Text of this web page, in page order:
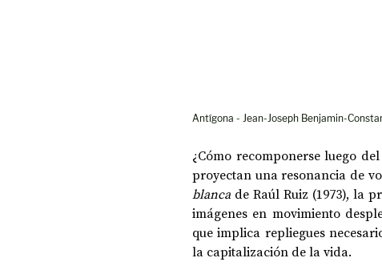
Antígona - Jean-Joseph Benjamin-
¿Cómo recomponerse luego
proyectan una resonancia de
blanca de Raúl Ruiz (1973), la
imágenes en movimiento
que implica repliegues
la capitalización de la vida.